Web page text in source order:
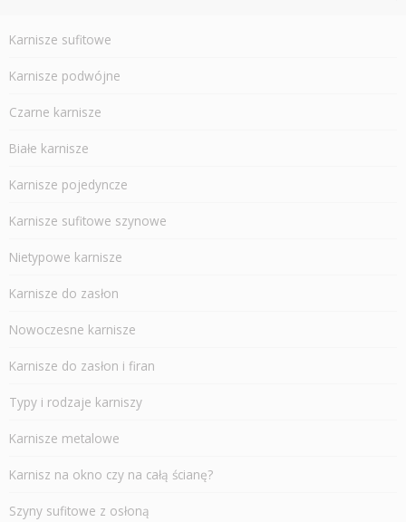
Karnisze sufitowe
Karnisze podwójne
Czarne karnisze
Białe karnisze
Karnisze pojedyncze
Karnisze sufitowe szynowe
Nietypowe karnisze
Karnisze do zasłon
Nowoczesne karnisze
Karnisze do zasłon i firan
Typy i rodzaje karniszy
Karnisze metalowe
Karnisz na okno czy na całą ścianę?
Szyny sufitowe z osłoną